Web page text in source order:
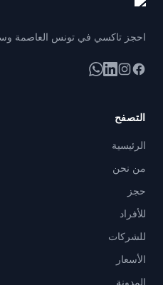
احجز تاكسي في تونس العاصمة
فيسبوك
إنستغرام
لينكد إن
واتساب
التصفح
الرئيسية
من نحن
حجز
للأفراد
للشركات
الأسعار
المدونة